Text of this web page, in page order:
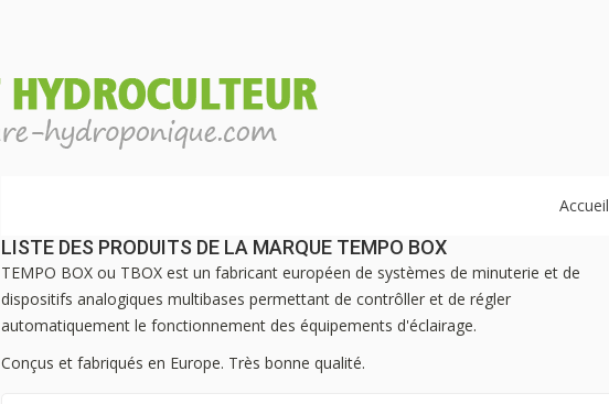
Accueil
LISTE DES PRODUITS DE LA MARQUE TEMPO BOX
TEMPO BOX ou TBOX est un fabricant européen de systèmes de minuterie et de
dispositifs analogiques multibases permettant de contrôller et de régler
automatiquement le fonctionnement des équipements d'éclairage.
Conçus et fabriqués en Europe. Très bonne qualité.